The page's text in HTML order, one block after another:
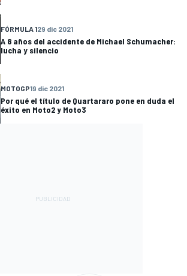
FÓRMULA 129 dic 2021
A 8 años del accidente de Michael Schumacher:
lucha y silencio
MOTOGP19 dic 2021
Por qué el título de Quartararo pone en duda el
éxito en Moto2 y Moto3